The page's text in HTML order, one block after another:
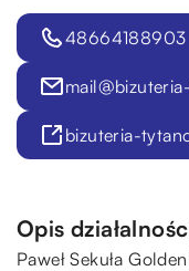
48664188903
bizuteria-
Opis
Paweł Sekuła